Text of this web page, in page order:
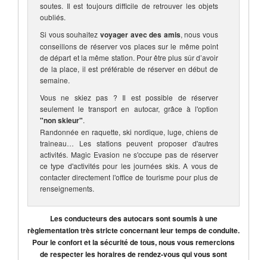
soutes. Il est toujours difficile de retrouver les objets
oubliés.
Si vous souhaitez voyager avec des amis, nous vous
conseillons de réserver vos places sur le même point
de départ et la même station. Pour être plus sûr d’avoir
de la place, il est préférable de réserver en début de
semaine.
Vous ne skiez pas ? Il est possible de réserver
seulement le transport en autocar, grâce à l'option
"non skieur".
Randonnée en raquette, ski nordique, luge, chiens de
traineau… Les stations peuvent proposer d'autres
activités. Magic Evasion ne s'occupe pas de réserver
ce type d'activités pour les journées skis. A vous de
contacter directement l'office de tourisme pour plus de
renseignements.
Les conducteurs des autocars sont soumis à une
règlementation très stricte concernant leur temps de conduite.
Pour le confort et la sécurité de tous, nous vous remercions
de respecter les horaires de rendez-vous qui vous sont